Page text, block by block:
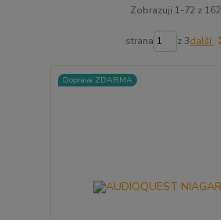
Zobrazuji 1-72 z 162
strana z 3další
Doprava ZDARMA